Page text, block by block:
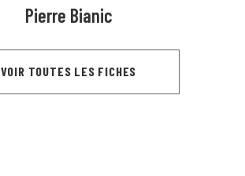
Pierre Bianic
VOIR TOUTES LES FICHES